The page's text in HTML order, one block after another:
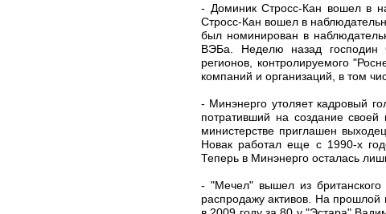
- Доминик Стросс-Кан вошел в
Стросс-Кан вошел в
был номинирован в
ВЭБа. Неделю назад господин
регионов, контролируемого
компаний и организаций, в том
- Минэнерго утоляет кадровый
потративший на создание
министерстве приглашен
Новак работал еще с 1990-х
Теперь в Минэнерго осталась
- "Мечел" вышел из
распродажу активов. На прошлой